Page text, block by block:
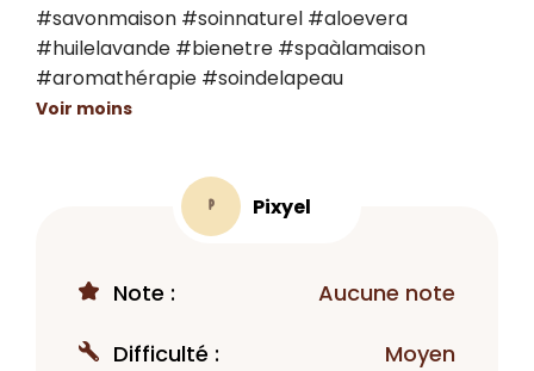
#savonmaison #soinnaturel #aloevera
#huilelavande #bienetre #spaàlamaison
#aromathérapie #soindelapeau
Voir moins
P Pixyel
Note : Aucune note
Difficulté : Moyen